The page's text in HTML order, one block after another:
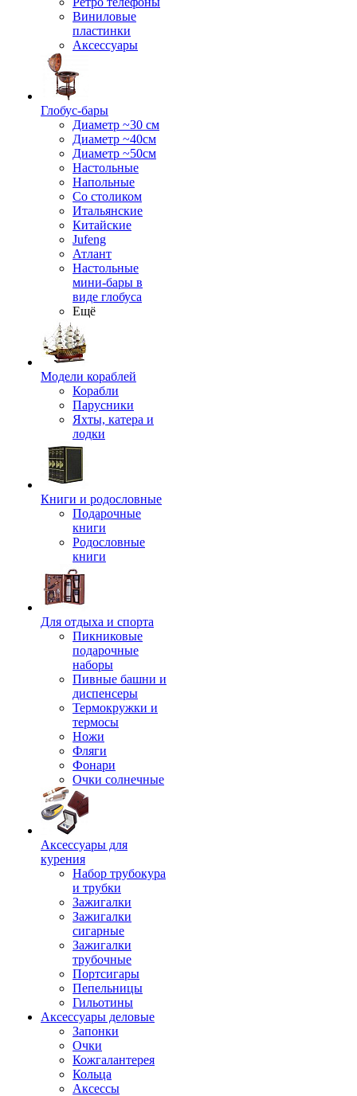
Виниловые
пластинки
Аксессуары
Глобус-бары
Диаметр ~30 см
Диаметр ~40см
Диаметр ~50см
Настольные
Напольные
Со столиком
Итальянские
Китайские
Jufeng
Атлант
Настольные
мини-бары в
виде глобуса
Ещё
Модели кораблей
Корабли
Парусники
Яхты, катера и
лодки
Книги и родословные
Подарочные
книги
Родословные
книги
Для отдыха и спорта
Пикниковые
подарочные
наборы
Пивные башни и
диспенсеры
Термокружки и
термосы
Ножи
Фляги
Фонари
Очки солнечные
Аксессуары для
курения
Набор трубокура
и трубки
Зажигалки
Зажигалки
сигарные
Зажигалки
трубочные
Портсигары
Пепельницы
Гильотины
Аксессуары деловые
Запонки
Очки
Кожгалантерея
Кольца
Аксессы